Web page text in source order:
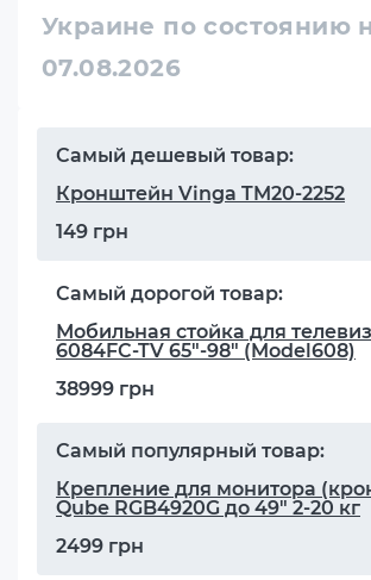
Украине по состоянию
07.08.2026
Самый дешевый товар:
Кронштейн Vinga TM20-2252
149 грн
Самый дорогой товар:
Мобильная стойка для
6084FC-TV 65"-98" (Model608)
38999 грн
Самый популярный товар:
Крепление для монитора
Qube RGB4920G до 49" 2-20 кг
2499 грн